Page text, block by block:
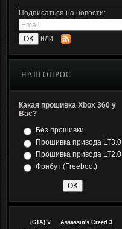
Подписаться на новости:
или
НАШ ОПРОС
Какая прошивка Xbox 360 у
Вас?
Без прошивки
Прошивка привода LT3.0
Прошивка привода LT2.0
Фрибут (Freeboot)
(GTA) V
Assassin's Creed 3